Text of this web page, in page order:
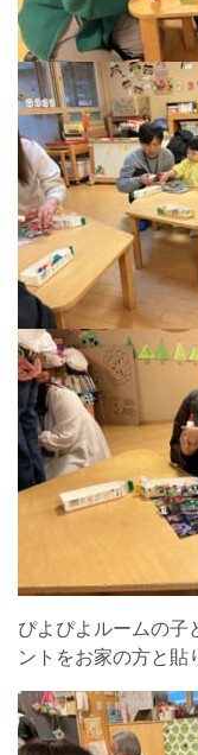
ぴよぴよルームの子
ントをお家の方と貼